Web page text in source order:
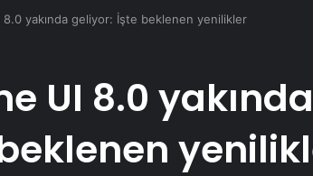
8.0 yakında geliyor: İşte beklenen yenilikler
UI 8.0 yakında